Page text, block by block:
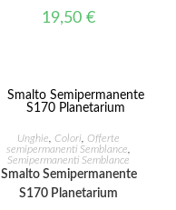
19,50€
AGGIUNGI AL CARRELLO
Unghie ,Colori ,Offerte
semipermanenti Semblance
Semipermanenti Semblance
Smalto Semipermanente
S170 Planetarium